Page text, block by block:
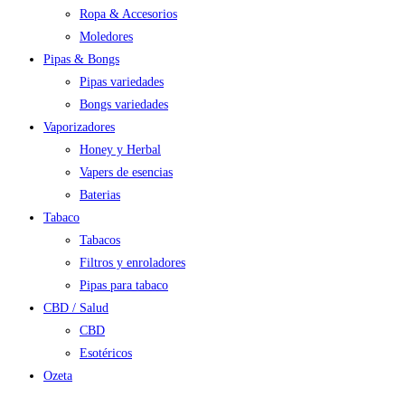
Ropa & Accesorios
Moledores
Pipas & Bongs
Pipas variedades
Bongs variedades
Vaporizadores
Honey y Herbal
Vapers de esencias
Baterias
Tabaco
Tabacos
Filtros y enroladores
Pipas para tabaco
CBD / Salud
CBD
Esotéricos
Ozeta